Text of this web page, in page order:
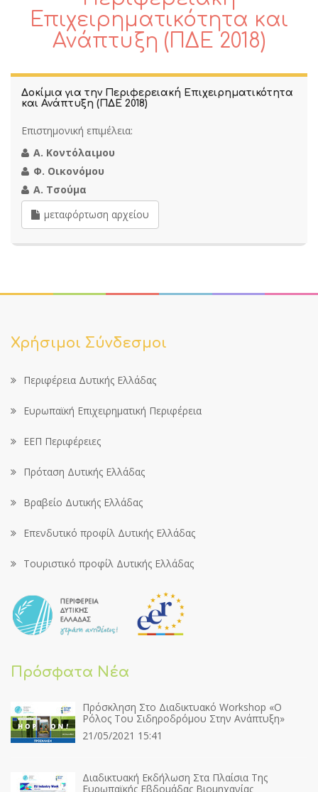
Επιχειρηματικότητα και
Ανάπτυξη (ΠΔΕ 2018)
Δοκίμια για την Περιφερειακή Επιχειρηματικότητα
και Ανάπτυξη (ΠΔΕ 2018)
Επιστημονική επιμέλεια:
Α. Κοντόλαιμου
Φ. Οικονόμου
Α. Τσούμα
μεταφόρτωση αρχείου
Χρήσιμοι Σύνδεσμοι
Περιφέρεια Δυτικής Ελλάδας
Ευρωπαϊκή Επιχειρηματική Περιφέρεια
ΕΕΠ Περιφέρειες
Πρόταση Δυτικής Ελλάδας
Βραβείο Δυτικής Ελλάδας
Επενδυτικό προφίλ Δυτικής Ελλάδας
Τουριστικό προφίλ Δυτικής Ελλάδας
Πρόσφατα Νέα
Πρόσκληση Στο Διαδικτυακό Workshop «Ο
Ρόλος Του Σιδηροδρόμου Στην Ανάπτυξη»
21/05/2021 15:41
Διαδικτυακή Εκδήλωση Στα Πλαίσια Της
Ευρωπαϊκής Εβδομάδας Βιομηχανίας